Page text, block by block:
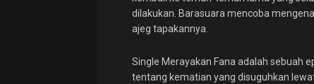
dilakukan. Barasuara mencoba
ajeg tapakannya.
Single Merayakan Fana adalah sebuah
tentang kematian yang disuguhkan